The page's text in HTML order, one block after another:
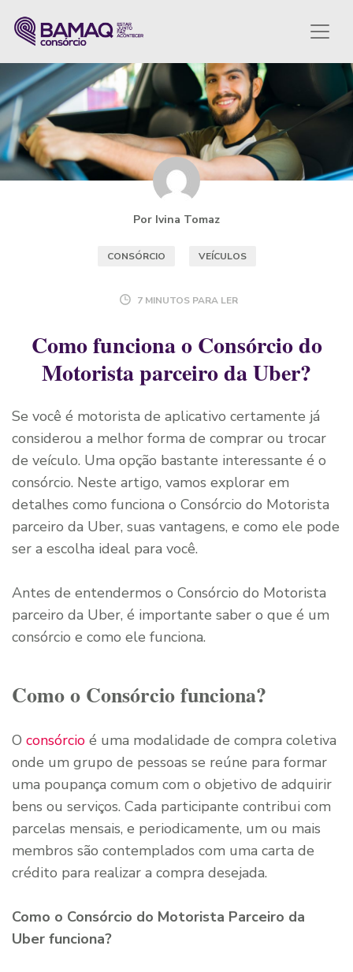
Por Ivina Tomaz
CONSÓRCIO VEÍCULOS
7 MINUTOS PARA LER
Como funciona o Consórcio do
Motorista parceiro da Uber?
Se você é motorista de aplicativo certamente já
considerou a melhor forma de comprar ou trocar
de veículo. Uma opção bastante interessante é o
consórcio. Neste artigo, vamos explorar em
detalhes como funciona o Consórcio do Motorista
parceiro da Uber, suas vantagens, e como ele pode
ser a escolha ideal para você.
Antes de entendermos o Consórcio do Motorista
parceiro da Uber, é importante saber o que é um
consórcio e como ele funciona.
Como o Consórcio funciona?
O consórcio é uma modalidade de compra coletiva
onde um grupo de pessoas se reúne para formar
uma poupança comum com o objetivo de adquirir
bens ou serviços. Cada participante contribui com
parcelas mensais, e periodicamente, um ou mais
membros são contemplados com uma carta de
crédito para realizar a compra desejada.
Como o Consórcio do Motorista Parceiro da
Uber funciona?